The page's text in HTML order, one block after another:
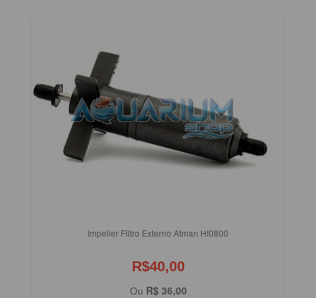
Impeller Filtro Externo Atman Hf0800
R$40,00
Ou R$ 36,00